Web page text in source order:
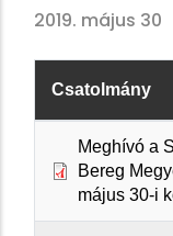
2019. május 30
Csatolmány
Meghívó a
Bereg
május 30-i